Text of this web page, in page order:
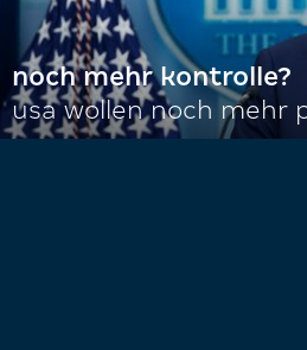
noch mehr kontrolle?
usa wollen noch mehr